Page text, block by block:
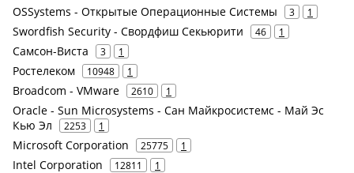
OSSystems - Открытые Операционные Системы 3 1
Swordfish Security - Свордфиш Секьюрити 46 1
Самсон-Виста 3 1
Ростелеком 10948 1
Broadcom - VMware 2610 1
Oracle - Sun Microsystems - Сан Майкросистемс - Май Эс
Кью Эл
2253 1
Microsoft Corporation 25775 1
Intel Corporation 12811 1